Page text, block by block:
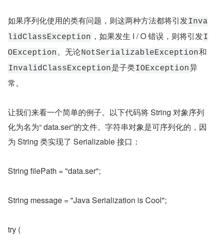
如果序列化使用的类有问题，则这两种方法都将引发Inva
lidClassException ，如果发生 I / O 错误，则将引发I
OException。无论NotSerializableException和
InvalidClassException是子类IOException异
常。
让我们来看一个简单的例子。以下代码将 String 对象序列
化为名为“ data.ser”的文件。字符串对象是可序列化的，因
为 String 类实现了 Serializable 接口：
String filePath = "data.ser";
String message = "Java Serialization is Cool";
try (